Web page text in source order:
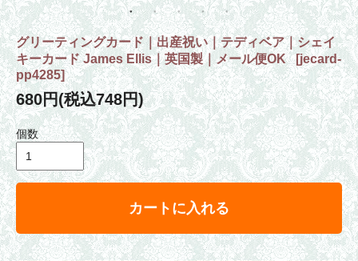
グリーティングカード｜出産祝い｜テディベア｜シェイ
キーカード James Ellis｜英国製｜メール便OK[jecard-
pp4285]
680円(税込748円)
個数
カートに入れる